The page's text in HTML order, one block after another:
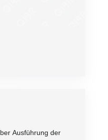
Ausführung der